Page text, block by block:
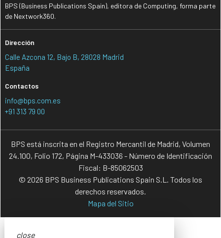
BPS (Business Publications Spain), editora de Computing, forma parte
de Nextwork360.
Dirección
Calle Azcona 12, Bajo B, 28028 Madrid
España
Contactos
info@bps.com.es
+91 313 79 00
BPS está inscrita en el Registro Mercantil de Madrid, Volumen
24.100, Folio 172, Página M-433036 - Número de Identificación
Fiscal: B-85062503
© 2026 BPS Business Publications Spain S.L. Todos los
derechos reservados.
Mapa del Sitio
close